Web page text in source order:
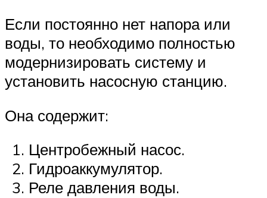
Если постоянно нет напора или
воды, то необходимо полностью
модернизировать систему и
установить насосную станцию.
Она содержит:
Центробежный насос.
Гидроаккумулятор.
Реле давления воды.